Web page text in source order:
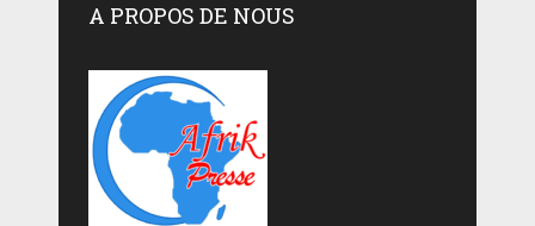
A PROPOS DE NOUS